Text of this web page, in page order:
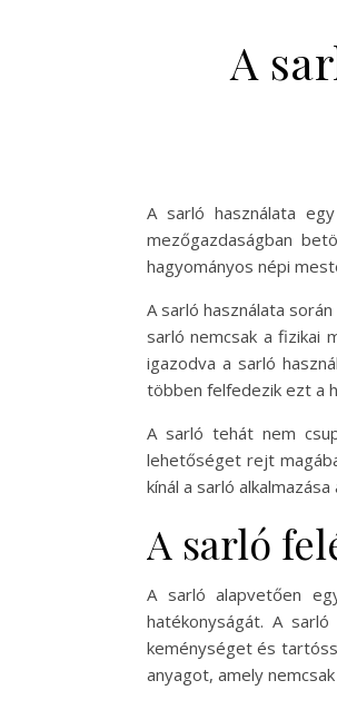
A
A sarló használata
mezőgazdaságban
hagyományos népi
A sarló használata
sarló nemcsak a fizikai
igazodva a sarló
többen felfedezik ezt a
A sarló tehát nem
lehetőséget rejt
kínál a sarló alkalmazása
A sarló
A sarló alapvetően
hatékonyságát. A
keménységet és
anyagot, amely